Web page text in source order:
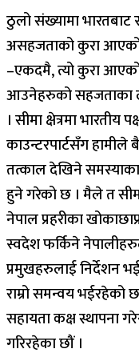
ठुलो संख्यामा भारतबाट
असहजताको कुरा
–एकदमै, त्यो कुरा आएको
आउनेहरुको सहजताका
। सीमा क्षेत्रमा
काउन्टरपार्टसँग
तत्काल देखिने समस्याका
हुने गरेको छ । मैले त
नेपाल प्रहरीका
स्वदेश फर्किने
प्रमुखहरुलाई निर्देशन
राम्रो समन्वय भईरहेको
सहायता कक्ष स्थापना
गरिरहेका छौं ।